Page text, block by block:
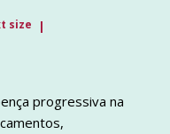
size
progressiva na